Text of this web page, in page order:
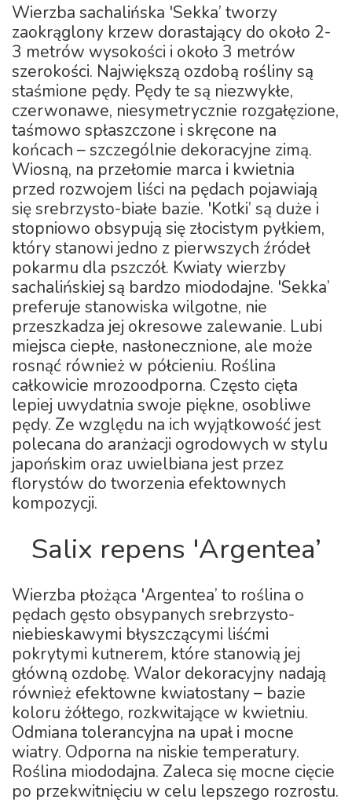
Wierzba sachalińska 'Sekka’ tworzy
zaokrąglony krzew dorastający do około 2-
3 metrów wysokości i około 3 metrów
szerokości. Największą ozdobą rośliny są
staśmione pędy. Pędy te są niezwykłe,
czerwonawe, niesymetrycznie rozgałęzione,
taśmowo spłaszczone i skręcone na
końcach – szczególnie dekoracyjne zimą.
Wiosną, na przełomie marca i kwietnia
przed rozwojem liści na pędach pojawiają
się srebrzysto-białe bazie. 'Kotki’ są duże i
stopniowo obsypują się złocistym pyłkiem,
który stanowi jedno z pierwszych źródeł
pokarmu dla pszczół. Kwiaty wierzby
sachalińskiej są bardzo miododajne. 'Sekka’
preferuje stanowiska wilgotne, nie
przeszkadza jej okresowe zalewanie. Lubi
miejsca ciepłe, nasłonecznione, ale może
rosnąć również w półcieniu. Roślina
całkowicie mrozoodporna. Często cięta
lepiej uwydatnia swoje piękne, osobliwe
pędy. Ze względu na ich wyjątkowość jest
polecana do aranżacji ogrodowych w stylu
japońskim oraz uwielbiana jest przez
florystów do tworzenia efektownych
kompozycji.
Salix repens 'Argentea’
Wierzba płożąca 'Argentea’ to roślina o
pędach gęsto obsypanych srebrzysto-
niebieskawymi błyszczącymi liśćmi
pokrytymi kutnerem, które stanowią jej
główną ozdobę. Walor dekoracyjny nadają
również efektowne kwiatostany – bazie
koloru żółtego, rozkwitające w kwietniu.
Odmiana tolerancyjna na upał i mocne
wiatry. Odporna na niskie temperatury.
Roślina miododajna. Zaleca się mocne cięcie
po przekwitnięciu w celu lepszego rozrostu.